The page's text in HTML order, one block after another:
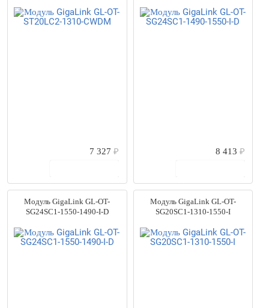
7 327₽ 8 413 ₽
Модуль GigaLink GL-OT-
SG24SC1-1550-1490-I-D
Модуль GigaLink GL-OT-
SG20SC1-1310-1550-I